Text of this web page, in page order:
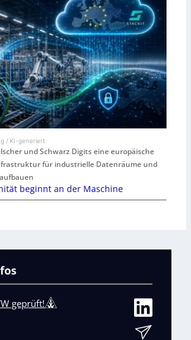
/ KI-generiert
und Schwarz Digits eine europäische
für industrielle Datenräume und
beginnt an der Maschine
geprüft!